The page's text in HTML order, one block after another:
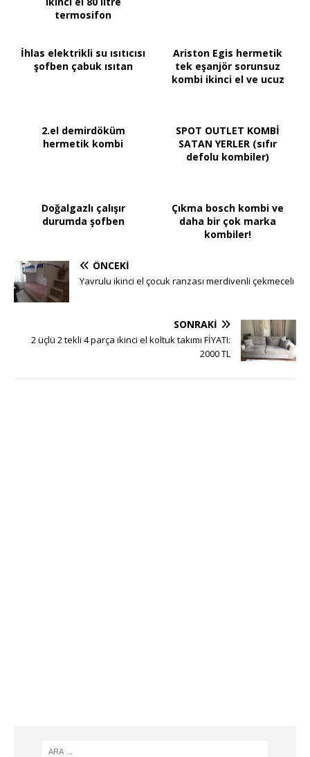
termosifon
İhlas elektrikli su ısıtıcısı
şofben çabuk ısıtan
Ariston Egis hermetik
tek eşanjör sorunsuz
kombi ikinci el ve ucuz
2.el demirdöküm
hermetik kombi
SPOT OUTLET KOMBİ
SATAN YERLER (sıfır
defolu kombiler)
Doğalgazlı çalışır
durumda şofben
Çıkma bosch kombi ve
daha bir çok marka
kombiler!
ÖNCEKI
Yavrulu ikinci el çocuk ranzası merdivenli çekmeceli
SONRAKI
2 üçlü 2 tekli 4 parça ikinci el koltuk takımı FİYATI:
2000 TL